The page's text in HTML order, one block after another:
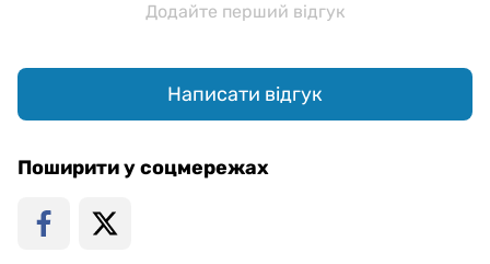
Додайте перший відгук
Написати відгук
Поширити у соцмережах